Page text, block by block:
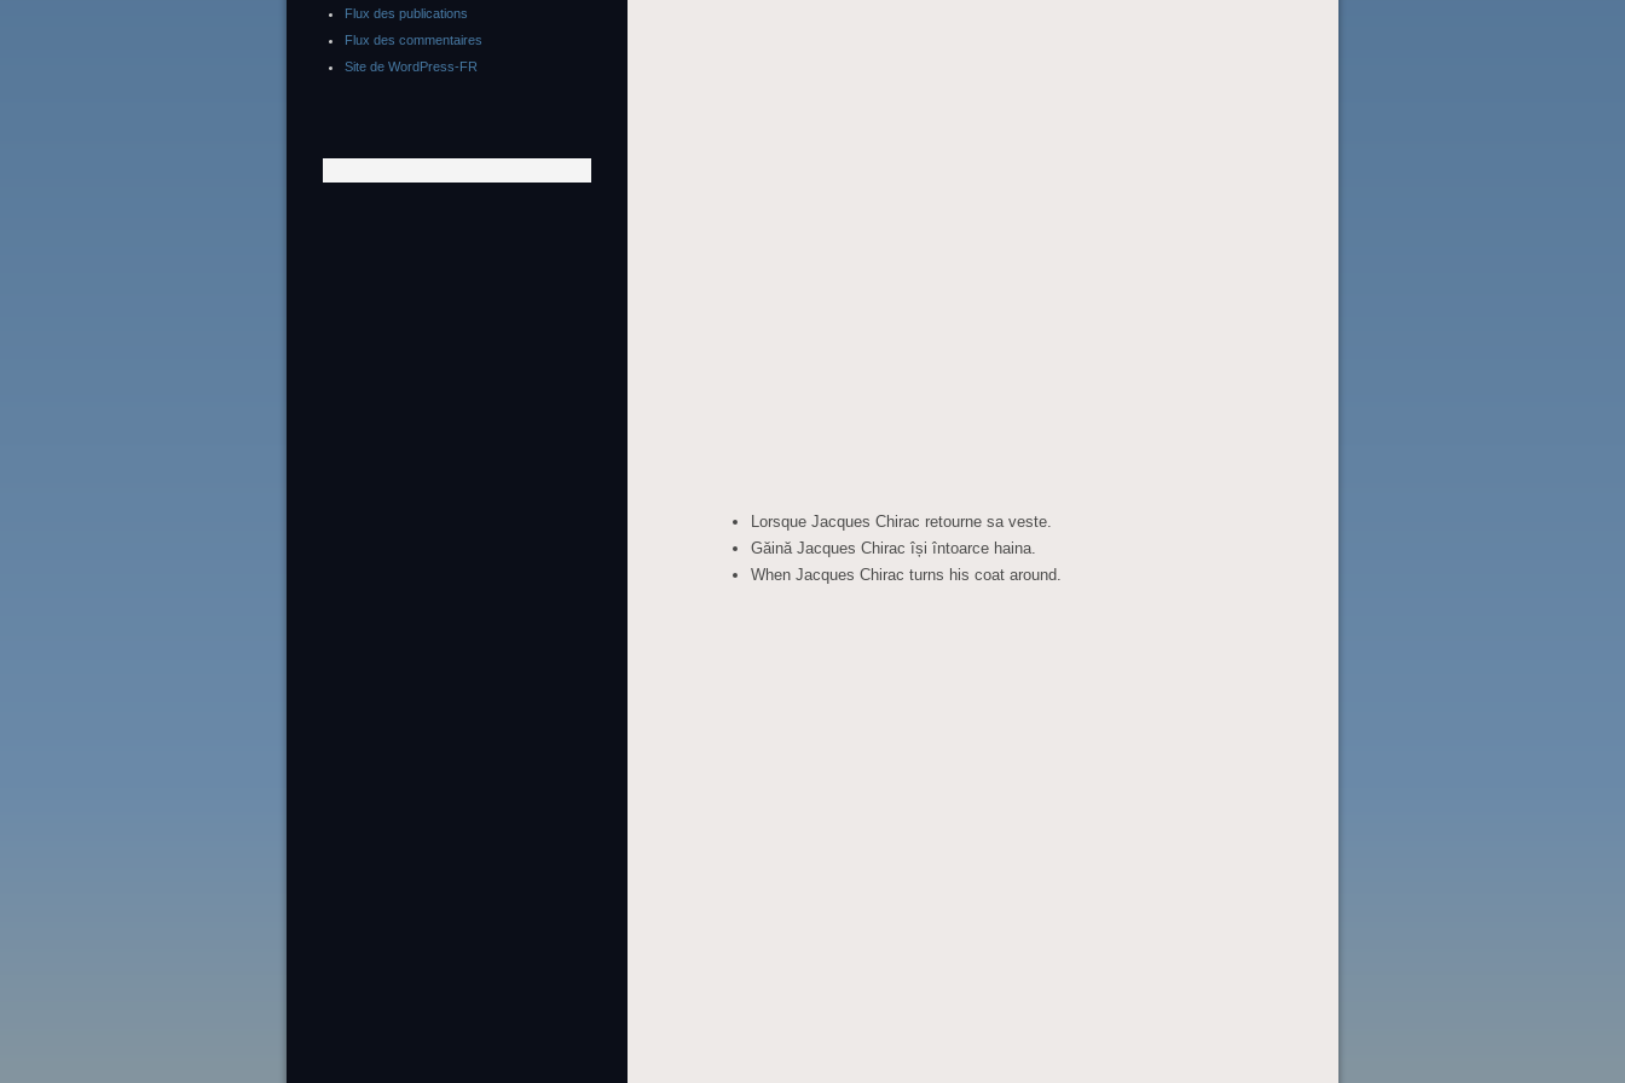
Lorsque Jacques Chirac retourne sa veste.
Găină Jacques Chirac își întoarce haina.
When Jacques Chirac turns his coat around.
Flux des publications
Flux des commentaires
Site de WordPress-FR